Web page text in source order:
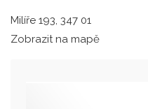
Milíře 193, 347 01
Zobrazit na mapě